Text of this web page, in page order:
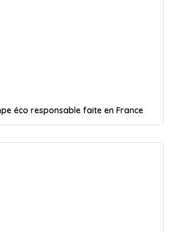
éco responsable faite en France